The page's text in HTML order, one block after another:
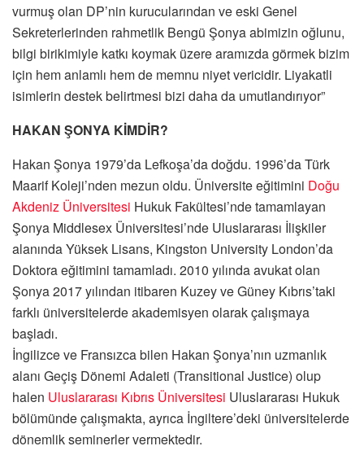
vurmuş olan DP’nin kurucularından ve eski Genel
Sekreterlerinden rahmetlik Bengü Şonya abimizin oğlunu,
bilgi birikimiyle katkı koymak üzere aramızda görmek bizim
için hem anlamlı hem de memnu niyet vericidir. Liyakatli
isimlerin destek belirtmesi bizi daha da umutlandırıyor”
HAKAN ŞONYA KİMDİR?
Hakan Şonya 1979’da Lefkoşa’da doğdu. 1996’da Türk
Maarif Koleji’nden mezun oldu. Üniversite eğitimini Doğu
Akdeniz Üniversitesi Hukuk Fakültesi’nde tamamlayan
Şonya Middlesex Üniversitesi’nde Uluslararası İlişkiler
alanında Yüksek Lisans, Kingston University London’da
Doktora eğitimini tamamladı. 2010 yılında avukat olan
Şonya 2017 yılından itibaren Kuzey ve Güney Kıbrıs’taki
farklı üniversitelerde akademisyen olarak çalışmaya
başladı.
İngilizce ve Fransızca bilen Hakan Şonya’nın uzmanlık
alanı Geçiş Dönemi Adaleti (Transitional Justice) olup
halen Uluslararası Kıbrıs Üniversitesi Uluslararası Hukuk
bölümünde çalışmakta, ayrıca İngiltere’deki üniversitelerde
dönemlik seminerler vermektedir.